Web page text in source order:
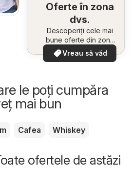
Oferte în zona
dvs.
Descoperiți cele mai
bune oferte din zona
dumneavoastră
Vreau să văd
le poți cumpăra
mai bun
Cafea Whiskey
ofertele de astăzi